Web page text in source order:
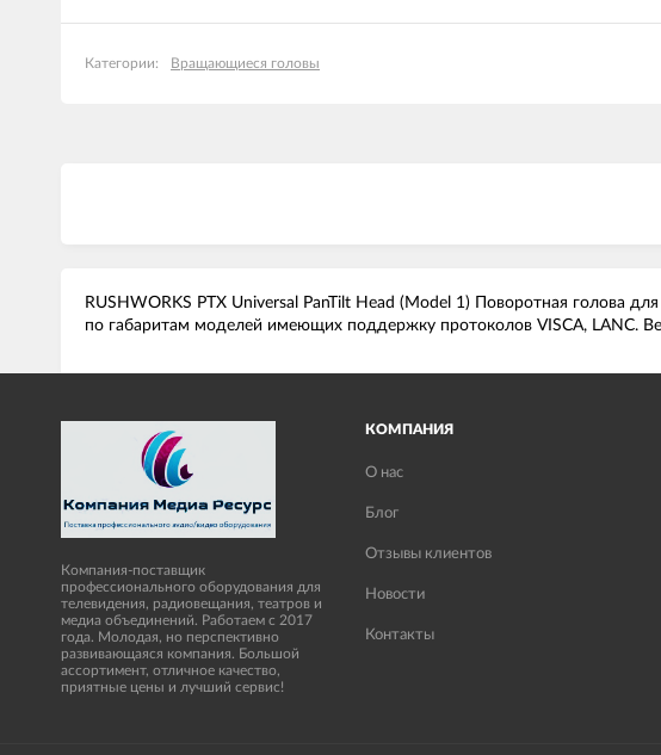
Категории: Вращающиеся головы
RUSHWORKS PTX Universal PanTilt Head (Model 1) Поворотная голова
по габаритам моделей имеющих поддержку протоколов VISCA, LANC.
Компания-поставщик
профессионального оборудования для
телевидения, радиовещания, театров и
медиа объединений. Работаем с 2017
года. Молодая, но перспективно
развивающаяся компания. Большой
ассортимент, отличное качество,
приятные цены и лучший сервис!
КОМПАНИЯ
О нас
Блог
Отзывы клиентов
Новости
Контакты